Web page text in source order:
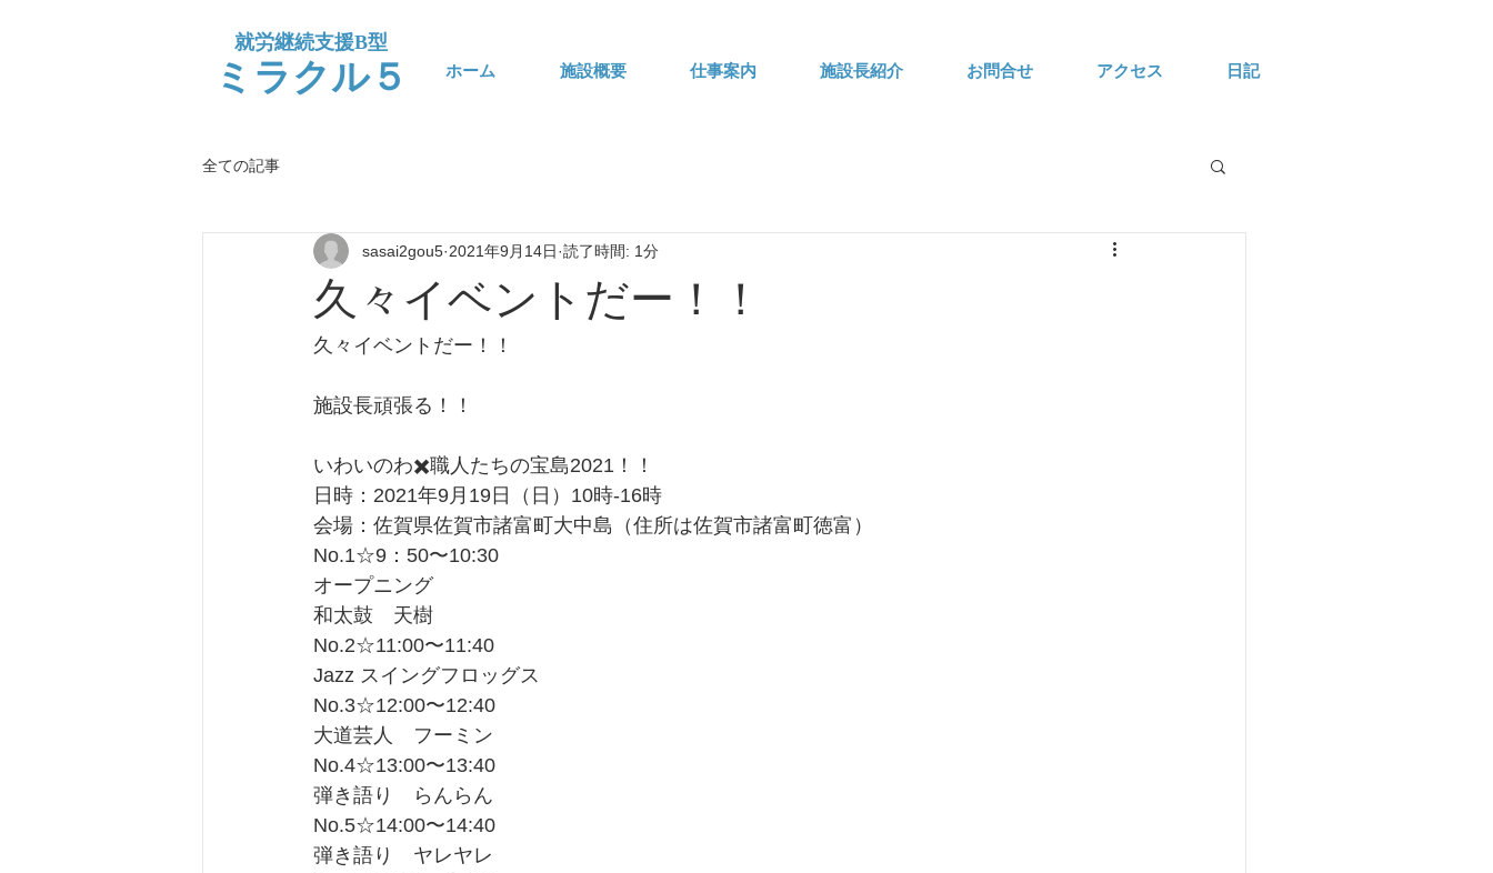
​就労継続支援B型
​ミラクル５ ホーム 施設概要 仕事案内 施設長紹介 お問合せ アクセス 日記
全ての記事
久々イベントだー！！
sasai2gou5 2021年9月14日 読了時間: 1分
久々イベントだー！！
施設長頑張る！！
いわいのわ✖️職人たちの宝島2021！！
日時：2021年9月19日（日）10時-16時
会場：佐賀県佐賀市諸富町大中島（住所は佐賀市諸富町徳富）
No.1☆9：50〜10:30
オープニング
和太鼓　天樹
No.2☆11:00〜11:40
Jazz スイングフロッグス
No.3☆12:00〜12:40
大道芸人　フーミン
No.4☆13:00〜13:40
弾き語り　らんらん
No.5☆14:00〜14:40
弾き語り　ヤレヤレ